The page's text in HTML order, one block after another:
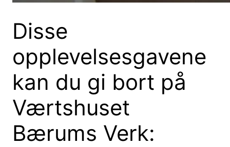
Disse
opplevelsesgavene
kan du gi bort på
Værtshuset
Bærums Verk: